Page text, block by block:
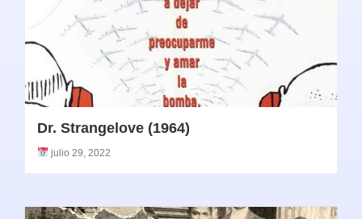
Dr. Strangelove (1964)
julio 29, 2022